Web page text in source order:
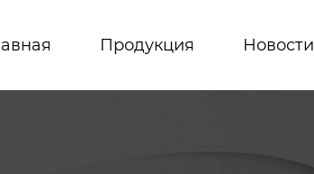
Продукция Новости